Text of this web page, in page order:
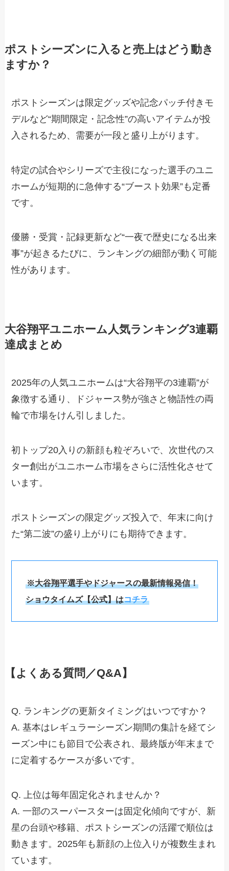
ポストシーズンに入ると売上はどう動き
ますか？
ポストシーズンは限定グッズや記念パッチ付きモ
デルなど“期間限定・記念性”の高いアイテムが投
入されるため、需要が一段と盛り上がります。
特定の試合やシリーズで主役になった選手のユニ
ホームが短期的に急伸する“ブースト効果”も定番
です。
優勝・受賞・記録更新など“一夜で歴史になる出来
事”が起きるたびに、ランキングの細部が動く可能
性があります。
大谷翔平ユニホーム人気ランキング3連覇
達成まとめ
2025年の人気ユニホームは“大谷翔平の3連覇”が
象徴する通り、ドジャース勢が強さと物語性の両
輪で市場をけん引しました。
初トップ20入りの新顔も粒ぞろいで、次世代のス
ター創出がユニホーム市場をさらに活性化させて
います。
ポストシーズンの限定グッズ投入で、年末に向け
た“第二波”の盛り上がりにも期待できます。
※大谷翔平選手やドジャースの最新情報発信！
ショウタイムズ【公式】はコチラ
【よくある質問／Q&A】
Q. ランキングの更新タイミングはいつですか？
A. 基本はレギュラーシーズン期間の集計を経てシ
ーズン中にも節目で公表され、最終版が年末まで
に定着するケースが多いです。
Q. 上位は毎年固定化されませんか？
A. 一部のスーパースターは固定化傾向ですが、新
星の台頭や移籍、ポストシーズンの活躍で順位は
動きます。2025年も新顔の上位入りが複数生まれ
ています。